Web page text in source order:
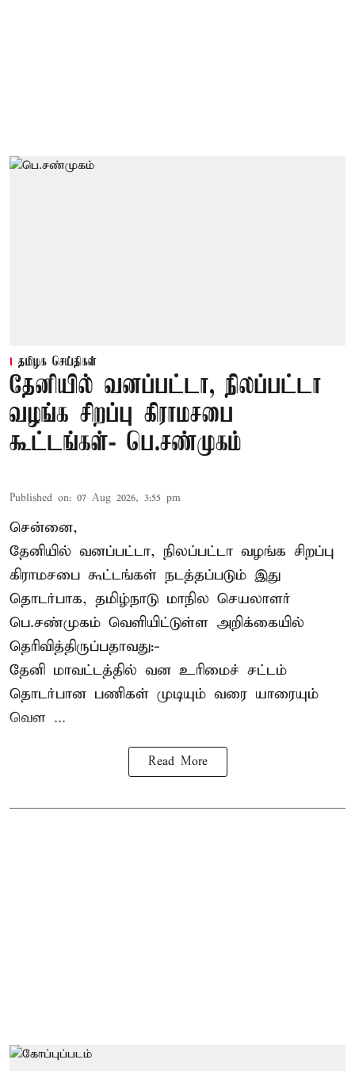
தமிழக செய்திகள்
தேனியில் வனப்பட்டா, நிலப்பட்டா
வழங்க சிறப்பு கிராமசபை
கூட்டங்கள்- பெ.சண்முகம்
Published on: 07 Aug 2026, 3:55 pm
சென்னை,
தேனியில் வனப்பட்டா, நிலப்பட்டா வழங்க சிறப்பு
கிராமசபை கூட்டங்கள் நடத்தப்படும் இது
தொடர்பாக, தமிழ்நாடு மாநில செயலாளர்
பெ.சண்முகம் வெளியிட்டுள்ள அறிக்கையில்
தெரிவித்திருப்பதாவது:-
தேனி மாவட்டத்தில் வன உரிமைச் சட்டம்
தொடர்பான பணிகள் முடியும் வரை யாரையும்
வெள ...
Read More